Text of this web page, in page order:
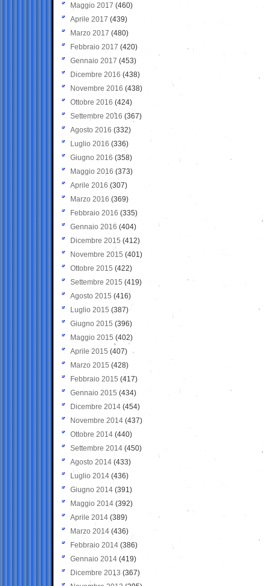
Maggio 2017 (460)
Aprile 2017 (439)
Marzo 2017 (480)
Febbraio 2017 (420)
Gennaio 2017 (453)
Dicembre 2016 (438)
Novembre 2016 (438)
Ottobre 2016 (424)
Settembre 2016 (367)
Agosto 2016 (332)
Luglio 2016 (336)
Giugno 2016 (358)
Maggio 2016 (373)
Aprile 2016 (307)
Marzo 2016 (369)
Febbraio 2016 (335)
Gennaio 2016 (404)
Dicembre 2015 (412)
Novembre 2015 (401)
Ottobre 2015 (422)
Settembre 2015 (419)
Agosto 2015 (416)
Luglio 2015 (387)
Giugno 2015 (396)
Maggio 2015 (402)
Aprile 2015 (407)
Marzo 2015 (428)
Febbraio 2015 (417)
Gennaio 2015 (434)
Dicembre 2014 (454)
Novembre 2014 (437)
Ottobre 2014 (440)
Settembre 2014 (450)
Agosto 2014 (433)
Luglio 2014 (436)
Giugno 2014 (391)
Maggio 2014 (392)
Aprile 2014 (389)
Marzo 2014 (436)
Febbraio 2014 (386)
Gennaio 2014 (419)
Dicembre 2013 (367)